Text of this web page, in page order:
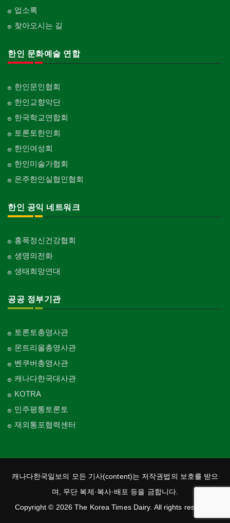
업소록
찾아오시는 길
한인 문화예술 연합
한인문인협회
한인교향악단
한국학교연합회
토론토한인회
한인여성회
한인미술가협회
온주한인실협인협회
한인 공익 네트워크
홍푹정신건강협회
생명의전화
생태희망연대
공공 정부기관
토론토총영사관
몬트리올총영사관
벤쿠버총영사관
캐나다한국대사관
KOTRA
민주평통토론토
재외통포협력센터
캐나다한국일보의 모든 기사(content)는 저작권법의 보호를 받으
며, 무단 복제·복사·배포 등을 금합니다.
Copyright © 2026 The Korea Times Dairy. All rights reserved.